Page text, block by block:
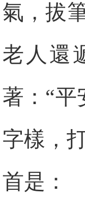
氣，拔
老人還
著：“平
字樣，
首是：